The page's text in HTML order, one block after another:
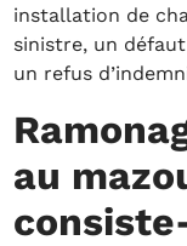
installation de
sinistre, un
un refus
au